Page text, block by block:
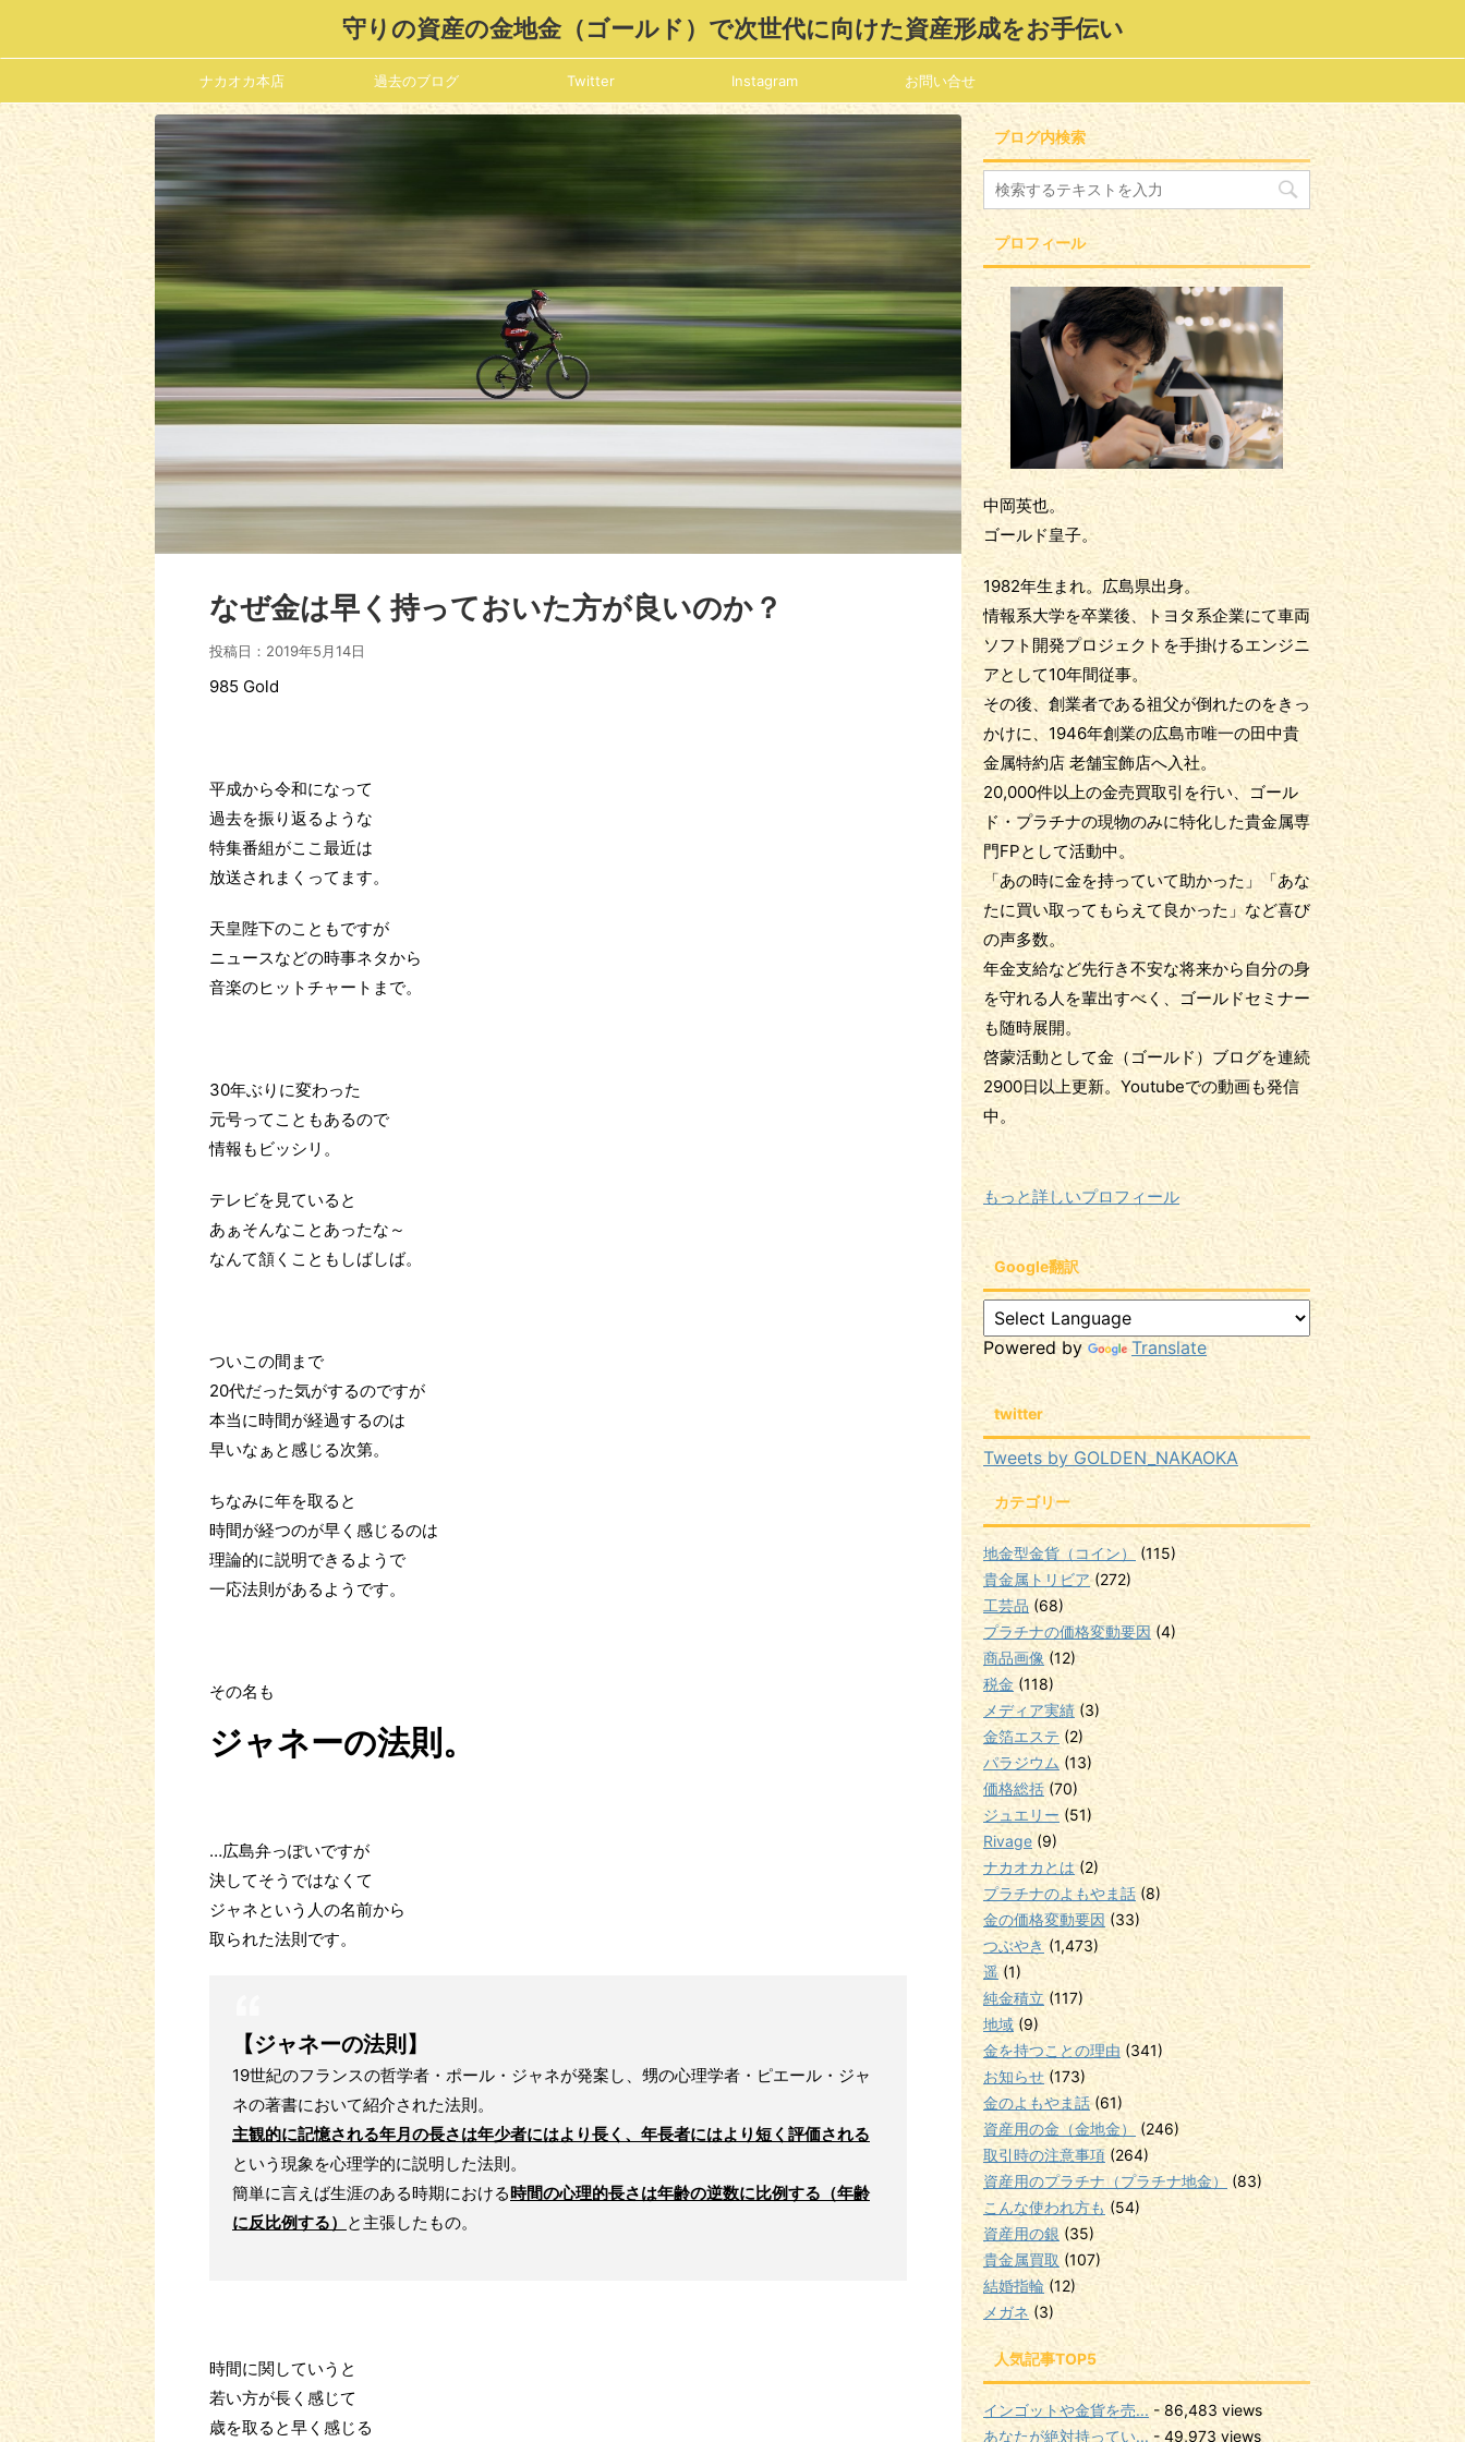
守りの資産の金地金（ゴールド）で次世代に向けた資産形成をお手伝い
ナカオカ本店 過去のブログ Twitter Instagram お問い合せ
なぜ金は早く持っておいた方が良いのか？
投稿日： 2019年5月14日
985 Gold
平成から令和になって
過去を振り返るような
特集番組がここ最近は
放送されまくってます。
天皇陛下のこともですが
ニュースなどの時事ネタから
音楽のヒットチャートまで。
30年ぶりに変わった
元号ってこともあるので
情報もビッシリ。
テレビを見ていると
あぁそんなことあったな～
なんて頷くこともしばしば。
ついこの間まで
20代だった気がするのですが
本当に時間が経過するのは
早いなぁと感じる次第。
ちなみに年を取ると
時間が経つのが早く感じるのは
理論的に説明できるようで
一応法則があるようです。
その名も
ジャネーの法則。
…広島弁っぽいですが
決してそうではなくて
ジャネという人の名前から
取られた法則です。
【ジャネーの法則】
19世紀のフランスの哲学者・ポール・ジャネが発案し、甥の心理学者・ピエール・ジャ
ネの著書において紹介された法則。
主観的に記憶される年月の長さは年少者にはより長く、年長者にはより短く評価される
という現象を心理学的に説明した法則。
簡単に言えば生涯のある時期における時間の心理的長さは年齢の逆数に比例する（年齢
に反比例する） と主張したもの。
時間に関していうと
若い方が長く感じて
歳を取ると早く感じる
ブログ内検索
プロフィール
中岡英也。
ゴールド皇子。
1982年生まれ。広島県出身。
情報系大学を卒業後、トヨタ系企業にて車両
ソフト開発プロジェクトを手掛けるエンジニ
アとして10年間従事。
その後、創業者である祖父が倒れたのをきっ
かけに、1946年創業の広島市唯一の田中貴
金属特約店 老舗宝飾店へ入社。
20,000件以上の金売買取引を行い、ゴール
ド・プラチナの現物のみに特化した貴金属専
門FPとして活動中。
「あの時に金を持っていて助かった」「あな
たに買い取ってもらえて良かった」など喜び
の声多数。
年金支給など先行き不安な将来から自分の身
を守れる人を輩出すべく、ゴールドセミナー
も随時展開。
啓蒙活動として金（ゴールド）ブログを連続
2900日以上更新。Youtubeでの動画も発信
中。
もっと詳しいプロフィール
Google翻訳
Powered by Translate
twitter
Tweets by GOLDEN_NAKAOKA
カテゴリー
地金型金貨（コイン）
(115)
貴金属トリビア(272)
工芸品 (68)
プラチナの価格変動要因 (4)
商品画像 (12)
税金 (118)
メディア実績 (3)
金箔エステ (2)
パラジウム (13)
価格総括 (70)
ジュエリー (51)
Rivage (9)
ナカオカとは(2)
プラチナのよもやま話 (8)
金の価格変動要因 (33)
つぶやき (1,473)
遥 (1)
純金積立 (117)
地域 (9)
金を持つことの理由 (341)
お知らせ (173)
金のよもやま話(61)
資産用の金（金地金）
(246)
取引時の注意事項 (264)
資産用のプラチナ（プラチナ地金）
(83)
こんな使われ方も (54)
資産用の銀 (35)
貴金属買取 (107)
結婚指輪 (12)
メガネ (3)
人気記事TOP5
インゴットや金貨を売... - 86,483 views
あなたが絶対持ってい... - 49,973 views